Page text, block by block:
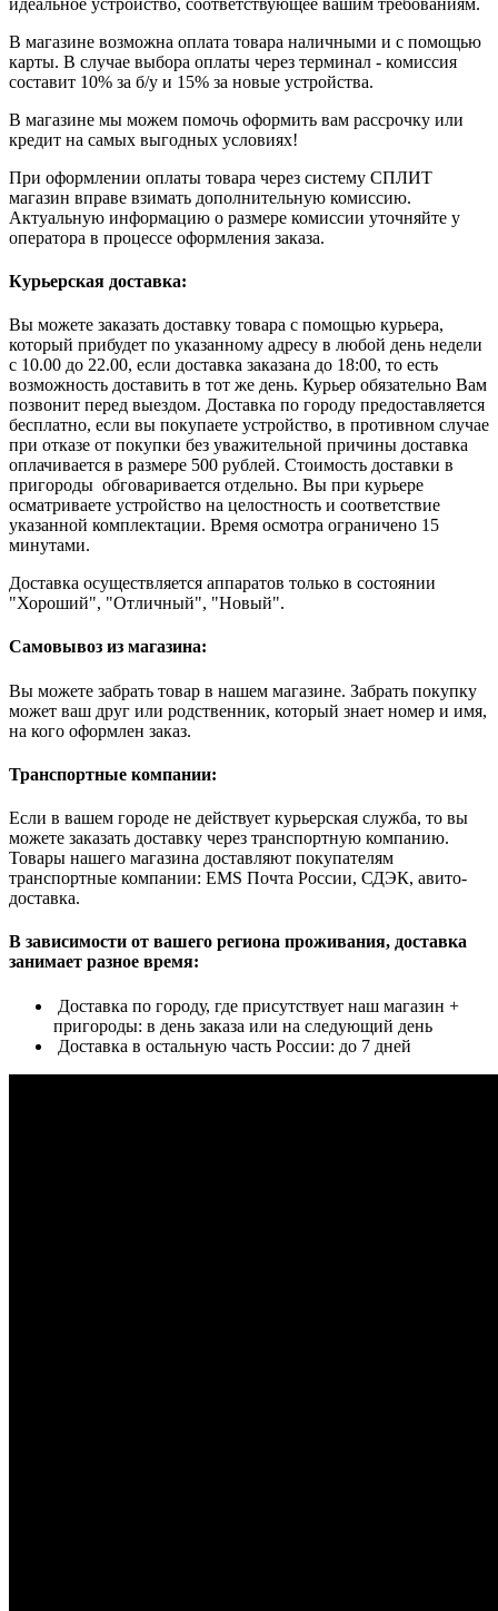
В магазине возможна оплата товара наличными и с помощью
карты. В случае выбора оплаты через терминал - комиссия
составит 10% за б/у и 15% за новые устройства.
В магазине мы можем помочь оформить вам рассрочку или
кредит на самых выгодных условиях!
При оформлении оплаты товара через систему СПЛИТ
магазин вправе взимать дополнительную комиссию.
Актуальную информацию о размере комиссии уточняйте у
оператора в процессе оформления заказа.
Курьерская доставка:
Вы можете заказать доставку товара с помощью курьера,
который прибудет по указанному адресу в любой день недели
с 10.00 до 22.00, если доставка заказана до 18:00, то есть
возможность доставить в тот же день. Курьер обязательно Вам
позвонит перед выездом. Доставка по городу предоставляется
бесплатно, если вы покупаете устройство, в противном случае
при отказе от покупки без уважительной причины доставка
оплачивается в размере 500 рублей. Стоимость доставки в
пригороды обговаривается отдельно. Вы при курьере
осматриваете устройство на целостность и соответствие
указанной комплектации. Время осмотра ограничено 15
минутами.
Доставка осуществляется аппаратов только в состоянии
"Хороший", "Отличный", "Новый".
Самовывоз из магазина:
Вы можете забрать товар в нашем магазине. Забрать покупку
может ваш друг или родственник, который знает номер и имя,
на кого оформлен заказ.
Транспортные компании:
Если в вашем городе не действует курьерская служба, то вы
можете заказать доставку через транспортную компанию.
Товары нашего магазина доставляют покупателям
транспортные компании: EMS Почта России, СДЭК, авито-
доставка.
В зависимости от вашего региона проживания, доставка
занимает разное время:
Доставка по городу, где присутствует наш магазин +
пригороды: в день заказа или на следующий день
Доставка в остальную часть России: до 7 дней